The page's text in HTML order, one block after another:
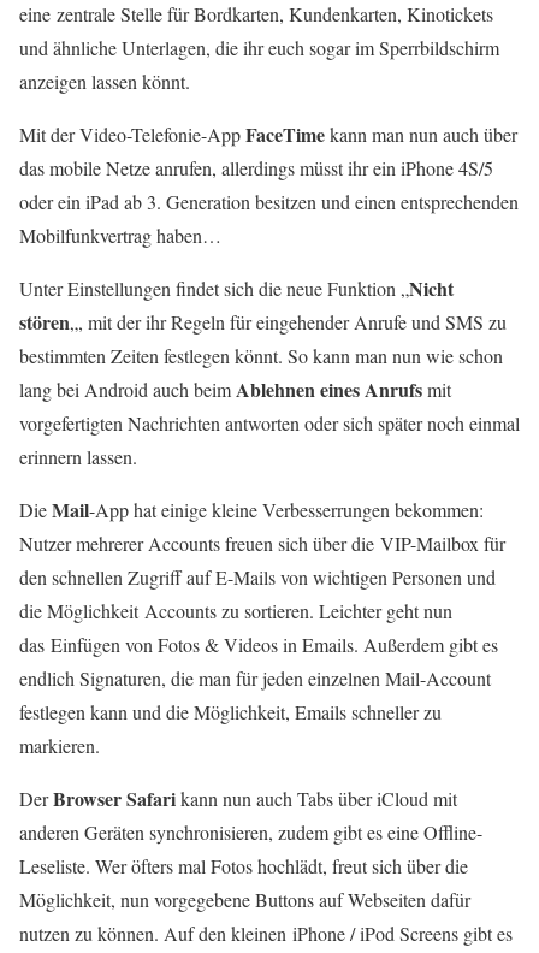
eine zentrale Stelle für Bordkarten, Kundenkarten, Kinotickets
und ähnliche Unterlagen, die ihr euch sogar im Sperrbildschirm
anzeigen lassen könnt.
Mit der Video-Telefonie-AppFaceTimekann man nun auch über
das mobile Netze anrufen, allerdings müsst ihr ein iPhone 4S/5
oder ein iPad ab 3. Generation besitzen und einen entsprechenden
Mobilfunkvertrag haben…
Unter Einstellungen findet sich die neue Funktion „Nicht
stören„, mit der ihr Regeln für eingehender Anrufe und SMS zu
bestimmten Zeiten festlegen könnt. So kann man nun wie schon
lang bei Android auch beimAblehnen eines Anrufsmit
vorgefertigten Nachrichten antworten oder sich später noch einmal
erinnern lassen.
DieMail-App hat einige kleine Verbesserrungen bekommen:
Nutzer mehrerer Accounts freuen sich über die VIP-Mailbox für
den schnellen Zugriff auf E-Mails von wichtigen Personen und
die Möglichkeit Accounts zu sortieren. Leichter geht nun
das Einfügen von Fotos & Videos in Emails. Außerdem gibt es
endlich Signaturen, die man für jeden einzelnen Mail-Account
festlegen kann und die Möglichkeit, Emails schneller zu
markieren.
DerBrowser Safarikann nun auch Tabs über iCloud mit
anderen Geräten synchronisieren, zudem gibt es eine Offline-
Leseliste. Wer öfters mal Fotos hochlädt, freut sich über die
Möglichkeit, nun vorgegebene Buttons auf Webseiten dafür
nutzen zu können. Auf den kleinen iPhone / iPod Screens gibt es